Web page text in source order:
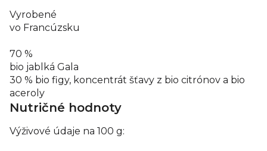
Vyrobené
vo Francúzsku
70 %
bio jablká Gala
30 % bio figy, koncentrát šťavy z bio citrónov a bio
aceroly
Nutričné hodnoty
Výživové údaje na 100 g: